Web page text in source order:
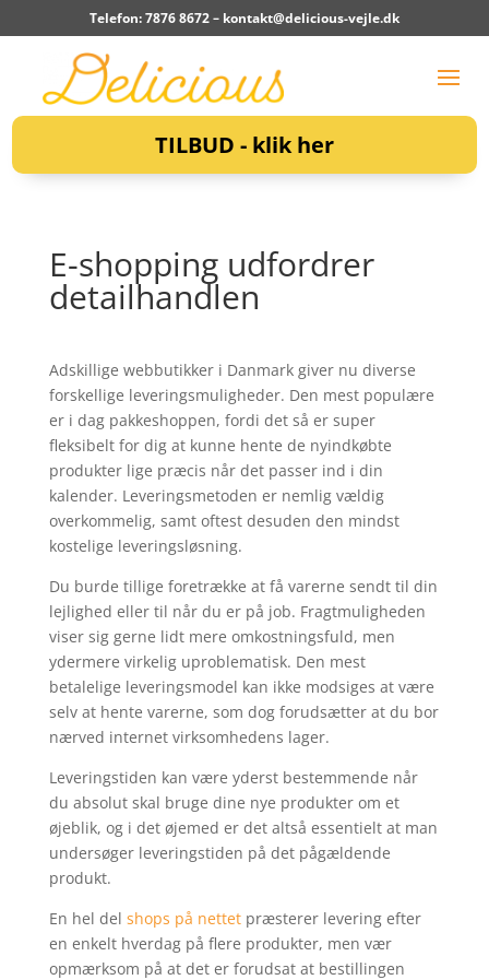
Telefon: 7876 8672 – kontakt@delicious-vejle.dk
TILBUD - klik her
E-shopping udfordrer
detailhandlen
Adskillige webbutikker i Danmark giver nu diverse
forskellige leveringsmuligheder. Den mest populære
er i dag pakkeshoppen, fordi det så er super
fleksibelt for dig at kunne hente de nyindkøbte
produkter lige præcis når det passer ind i din
kalender. Leveringsmetoden er nemlig vældig
overkommelig, samt oftest desuden den mindst
kostelige leveringsløsning.
Du burde tillige foretrække at få varerne sendt til din
lejlighed eller til når du er på job. Fragtmuligheden
viser sig gerne lidt mere omkostningsfuld, men
ydermere virkelig uproblematisk. Den mest
betalelige leveringsmodel kan ikke modsiges at være
selv at hente varerne, som dog forudsætter at du bor
nærved internet virksomhedens lager.
Leveringstiden kan være yderst bestemmende når
du absolut skal bruge dine nye produkter om et
øjeblik, og i det øjemed er det altså essentielt at man
undersøger leveringstiden på det pågældende
produkt.
En hel del shops på nettetpræsterer levering efter
en enkelt hverdag på flere produkter, men vær
opmærksom på at det er forudsat at bestillingen